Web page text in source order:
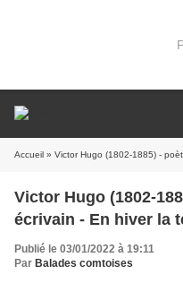
Accueil » Victor Hugo (1802-1885) -
Victor Hugo (1802-
écrivain - En hiver la
Publié le 03/01/2022 à 19:11
Par Balades comtoises